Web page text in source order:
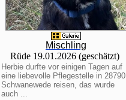
Mischling
Rüde 19.01.2026 (geschätzt)
Herbie durfte vor einigen Tagen auf
eine liebevolle Pflegestelle in 28790
Schwanewede reisen, das wurde
auch ...